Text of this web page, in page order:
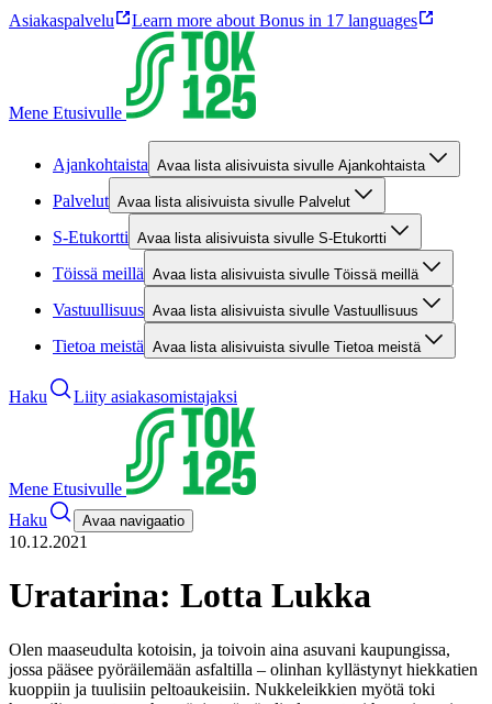
Asiakaspalvelu Learn more about Bonus in 17 languages
Mene Etusivulle
Ajankohtaista Avaa lista alisivuista sivulle Ajankohtaista
Palvelut Avaa lista alisivuista sivulle Palvelut
S-Etukortti Avaa lista alisivuista sivulle S-Etukortti
Töissä meillä Avaa lista alisivuista sivulle Töissä meillä
Vastuullisuus Avaa lista alisivuista sivulle Vastuullisuus
Tietoa meistä Avaa lista alisivuista sivulle Tietoa meistä
Haku Liity asiakasomistajaksi
Mene Etusivulle
Haku
Avaa navigaatio
10.12.2021
Uratarina: Lotta Lukka
Olen maaseudulta kotoisin, ja toivoin aina asuvani kaupungissa,
jossa pääsee pyöräilemään asfaltilla – olinhan kyllästynyt hiekkatien
kuoppiin ja tuulisiin peltoaukeisiin. Nukkeleikkien myötä toki